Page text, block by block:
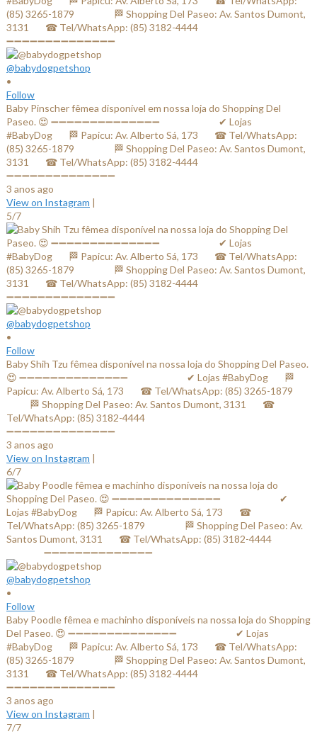
@babydogpetshop
•
Follow
Baby Pinscher fêmea disponível em nossa loja do Shopping Del
Paseo. 😍 ➖➖➖➖➖➖➖➖➖➖➖➖➖➖ ⠀⠀⠀⠀⠀⠀⠀⠀✔ Lojas
#BabyDog⠀⠀ 🏁 Papicu: Av. Alberto Sá, 173⠀⠀ ☎ Tel/WhatsApp:
(85) 3265-1879⠀⠀ ⠀⠀⠀ 🏁 Shopping Del Paseo: Av. Santos Dumont,
3131⠀⠀ ☎ Tel/WhatsApp: (85) 3182-4444⠀⠀⠀⠀ ⠀⠀⠀⠀⠀
➖➖➖➖➖➖➖➖➖➖➖➖➖➖
3 anos ago
View on Instagram |
5/7
@babydogpetshop
•
Follow
Baby Shih Tzu fêmea disponível na nossa loja do Shopping Del Paseo.
😍 ➖➖➖➖➖➖➖➖➖➖➖➖➖➖ ⠀⠀⠀⠀⠀⠀⠀⠀✔ Lojas #BabyDog⠀⠀ 🏁
Papicu: Av. Alberto Sá, 173⠀⠀ ☎ Tel/WhatsApp: (85) 3265-1879⠀⠀
⠀⠀⠀ 🏁 Shopping Del Paseo: Av. Santos Dumont, 3131⠀⠀ ☎
Tel/WhatsApp: (85) 3182-4444⠀⠀⠀⠀ ⠀⠀⠀⠀⠀
➖➖➖➖➖➖➖➖➖➖➖➖➖➖
3 anos ago
View on Instagram |
6/7
@babydogpetshop
•
Follow
Baby Poodle fêmea e machinho disponíveis na nossa loja do Shopping
Del Paseo. 😍 ➖➖➖➖➖➖➖➖➖➖➖➖➖➖ ⠀⠀⠀⠀⠀⠀⠀⠀✔ Lojas
#BabyDog⠀⠀ 🏁 Papicu: Av. Alberto Sá, 173⠀⠀ ☎ Tel/WhatsApp:
(85) 3265-1879⠀⠀ ⠀⠀⠀ 🏁 Shopping Del Paseo: Av. Santos Dumont,
3131⠀⠀ ☎ Tel/WhatsApp: (85) 3182-4444⠀⠀⠀⠀ ⠀⠀⠀⠀⠀
➖➖➖➖➖➖➖➖➖➖➖➖➖➖
3 anos ago
View on Instagram |
7/7